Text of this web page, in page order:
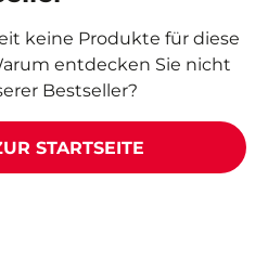
keine Produkte für diese
entdecken Sie nicht
Bestseller?
STARTSEITE